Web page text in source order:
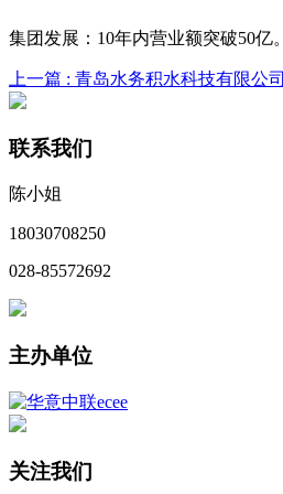
集团发展：10年内营业额突破50亿。
上一篇 : 青岛水务积水科技有限公司
联系我们
陈小姐
18030708250
028-85572692
主办单位
关注我们